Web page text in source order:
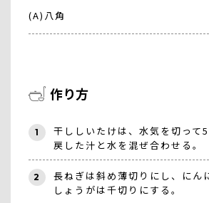
(A)八角
作り方
1
干ししいたけは、水気を切って
戻した汁と水を混ぜ合わせる。
2
長ねぎは斜め薄切りにし、にん
しょうがは千切りにする。